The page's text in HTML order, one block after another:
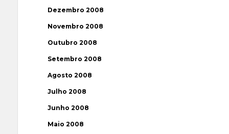
Dezembro 2008
Novembro 2008
Outubro 2008
Setembro 2008
Agosto 2008
Julho 2008
Junho 2008
Maio 2008